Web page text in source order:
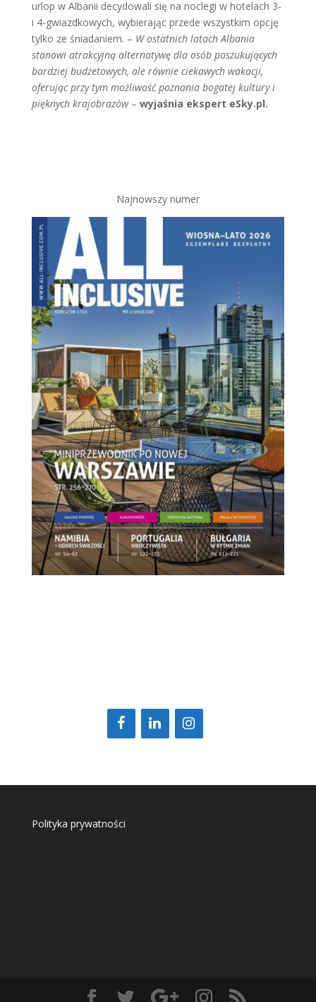
urlop w Albanii decydowali się na noclegi w hotelach 3-
i 4-gwiazdkowych, wybierając przede wszystkim opcję
tylko ze śniadaniem. – W ostatnich latach Albania
stanowi atrakcyjną alternatywę dla osób poszukujących
bardziej budżetowych, ale równie ciekawych wakacji,
oferując przy tym możliwość poznania bogatej kultury i
pięknych krajobrazów– wyjaśnia ekspert eSky.pl.
Najnowszy numer
Polityka prywatności